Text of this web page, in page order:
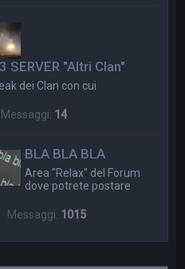
SERVER "Altri Clan"
dei Clan con cui
14
BLA BLA BLA
Area "Relax" del Forum
dove potrete postare
Messaggi: 1015